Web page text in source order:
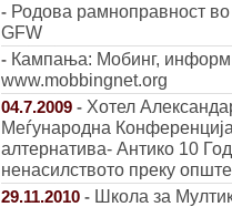
- Родова рамноправност во
GFW
- Кампања: Мобинг,
www.mobbingnet.org
04.7.2009 - Хотел
Меѓународна
алтернатива- Антико 10
ненасилството преку
29.11.2010 - Школа за